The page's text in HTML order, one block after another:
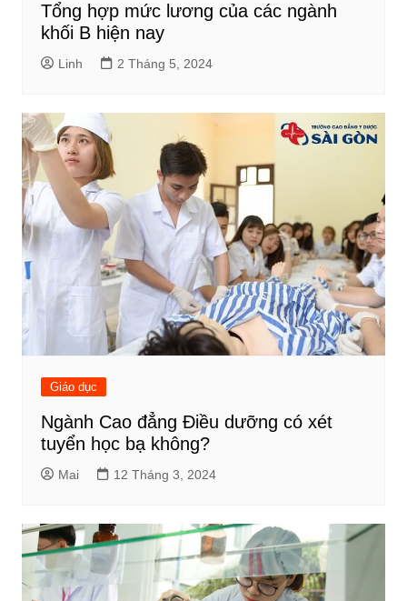
Tổng hợp mức lương của các ngành
khối B hiện nay
Linh 2 Tháng 5, 2024
Giáo dục
Ngành Cao đẳng Điều dưỡng có xét
tuyển học bạ không?
Mai 12 Tháng 3, 2024